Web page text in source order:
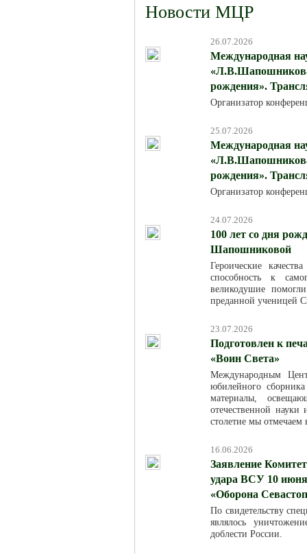
Новости МЦР
26.07.2026
Международная
рождения».
Организатор
25.07.2026
Международная
рождения».
Организатор
24.07.2026
100 лет со дня
Шапошниковой
Героические
способность к
великодушие
преданной ученицей
23.07.2026
Подготовлен к
«Воин Света»
Международным
юбилейного
материалы,
отечественной
столетие мы отмечаем
16.06.2026
Заявление
удара ВСУ 10
«Оборона
По свидетельству
являлось
доблести России.